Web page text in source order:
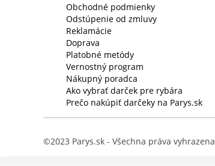
Obchodné podmienky
Odstúpenie od zmluvy
Reklamácie
Doprava
Platobné metódy
Vernostný program
Nákupný poradca
Ako vybrať darček pre rybára
Prečo nakúpiť darčeky na Parys.sk
©2023 Parys.sk - Všechna práva vyhrazena